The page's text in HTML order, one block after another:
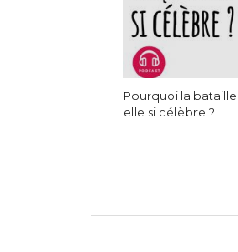
Pourquoi la
elle si célèbre ?